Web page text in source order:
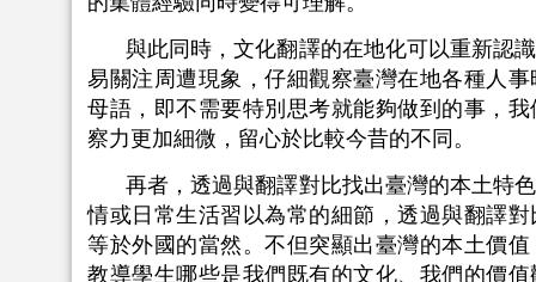
與此同時，文化翻譯的在地化可以重新認
易關注周遭現象，仔細觀察臺灣在地各種人
母語，即不需要特別思考就能夠做到的事，
察力更加細微，留心於比較今昔的不同。
再者，透過與翻譯對比找出臺灣的本土特
情或日常生活習以為常的細節，透過與翻譯
等於外國的當然。不但突顯出臺灣的本土價
教導學生哪些是我們既有的文化、我們的價